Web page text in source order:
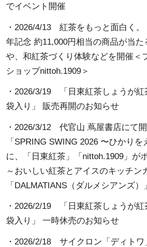
でイベント開催
・2026/4/13 紅茶をもっと面白く。
年記念 約11,000円相当の商品が当た
や、和紅茶づくり体験などを開催＜
ショップnittoh.1909＞
・2026/3/19
「日東紅茶しょうが
袋入り」 販売再開のお知らせ
・2026/3/12 代官山 蔦屋書店にて
「SPRING SWING 2026 〜ひかりを
に、「日東紅茶」「nittoh.1909」が
～おいしい紅茶とアイスのキッチン
「DALMATIANS（ダルメシアンズ
・2026/2/19
「日東紅茶しょうが
袋入り」 一時休売のお知らせ
・2026/2/18 サイクロン「ディトワ